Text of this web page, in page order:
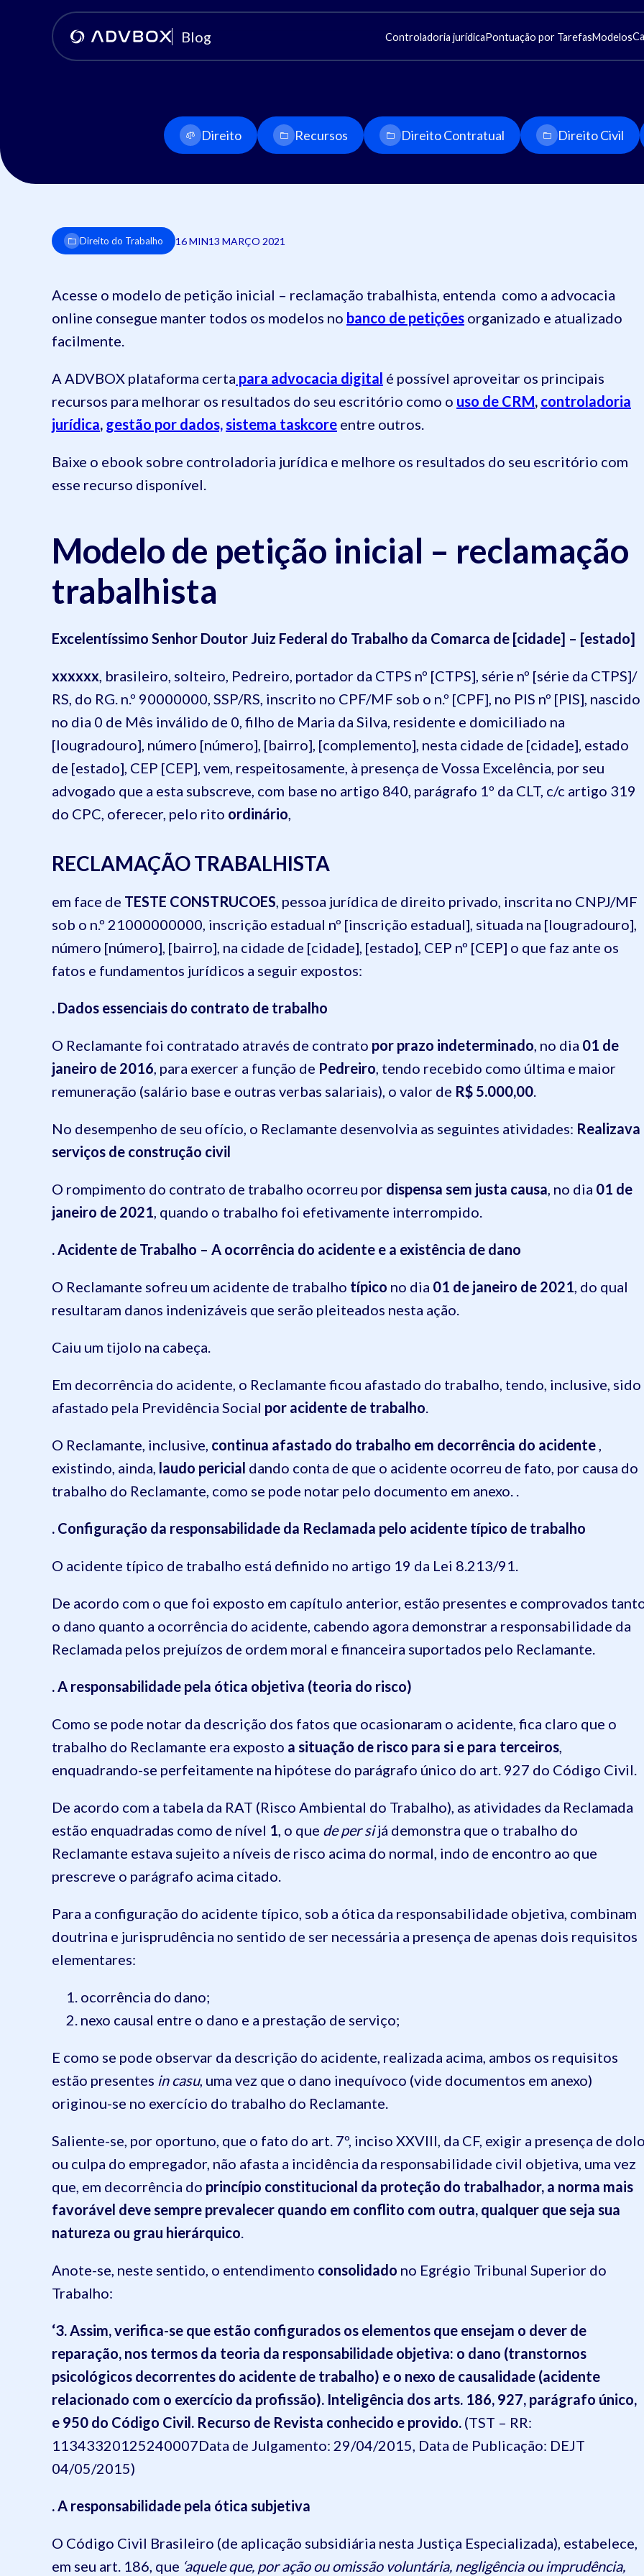
Blog Controladoria jurídicaPontuação por TarefasModelos
Direito Recursos Direito Contratual Direito Civil
Direito do Trabalho 16 MIN13 MARÇO 2021
Acesse o modelo de petição inicial – reclamação trabalhista, entenda como a advocacia
online consegue manter todos os modelos no banco de petições organizado e atualizado
facilmente.
A ADVBOX plataforma certa para advocacia digital é possível aproveitar os principais
recursos para melhorar os resultados do seu escritório como o uso de CRM, controladoria
jurídica, gestão por dados,sistema taskcore entre outros.
Baixe o ebook sobre controladoria jurídica e melhore os resultados do seu escritório com
esse recurso disponível.
Modelo de petição inicial – reclamação
trabalhista
Excelentíssimo Senhor Doutor Juiz Federal do Trabalho da Comarca de [cidade] – [estado]
xxxxxx, brasileiro, solteiro, Pedreiro, portador da CTPS nº [CTPS], série nº [série da CTPS]/
RS, do RG. n.º 90000000, SSP/RS, inscrito no CPF/MF sob o n.º [CPF], no PIS nº [PIS], nascido
no dia 0 de Mês inválido de 0, filho de Maria da Silva, residente e domiciliado na
[lougradouro], número [número], [bairro], [complemento], nesta cidade de [cidade], estado
de [estado], CEP [CEP], vem, respeitosamente, à presença de Vossa Excelência, por seu
advogado que a esta subscreve, com base no artigo 840, parágrafo 1º da CLT, c/c artigo 319
do CPC, oferecer, pelo rito ordinário,
RECLAMAÇÃO TRABALHISTA
em face de TESTE CONSTRUCOES, pessoa jurídica de direito privado, inscrita no CNPJ/MF
sob o n.º 21000000000, inscrição estadual nº [inscrição estadual], situada na [lougradouro],
número [número], [bairro], na cidade de [cidade], [estado], CEP nº [CEP] o que faz ante os
fatos e fundamentos jurídicos a seguir expostos:
. Dados essenciais do contrato de trabalho
O Reclamante foi contratado através de contrato por prazo indeterminado, no dia 01 de
janeiro de 2016, para exercer a função de Pedreiro, tendo recebido como última e maior
remuneração (salário base e outras verbas salariais), o valor de R$ 5.000,00.
No desempenho de seu ofício, o Reclamante desenvolvia as seguintes atividades: Realizava
serviços de construção civil
O rompimento do contrato de trabalho ocorreu por dispensa sem justa causa, no dia 01 de
janeiro de 2021, quando o trabalho foi efetivamente interrompido.
. Acidente de Trabalho – A ocorrência do acidente e a existência de dano
O Reclamante sofreu um acidente de trabalho típico no dia 01 de janeiro de 2021, do qual
resultaram danos indenizáveis que serão pleiteados nesta ação.
Caiu um tijolo na cabeça.
Em decorrência do acidente, o Reclamante ficou afastado do trabalho, tendo, inclusive, sido
afastado pela Previdência Social por acidente de trabalho.
O Reclamante, inclusive, continua afastado do trabalho em decorrência do acidente,
existindo, ainda, laudo pericial dando conta de que o acidente ocorreu de fato, por causa do
trabalho do Reclamante, como se pode notar pelo documento em anexo. .
. Configuração da responsabilidade da Reclamada pelo acidente típico de trabalho
O acidente típico de trabalho está definido no artigo 19 da Lei 8.213/91.
De acordo com o que foi exposto em capítulo anterior, estão presentes e comprovados
o dano quanto a ocorrência do acidente, cabendo agora demonstrar a responsabilidade da
Reclamada pelos prejuízos de ordem moral e financeira suportados pelo Reclamante.
. A responsabilidade pela ótica objetiva (teoria do risco)
Como se pode notar da descrição dos fatos que ocasionaram o acidente, fica claro que o
trabalho do Reclamante era exposto a situação de risco para si e para terceiros,
enquadrando-se perfeitamente na hipótese do parágrafo único do art. 927 do Código Civil.
De acordo com a tabela da RAT (Risco Ambiental do Trabalho), as atividades da Reclamada
estão enquadradas como de nível 1, o que de per sijá demonstra que o trabalho do
Reclamante estava sujeito a níveis de risco acima do normal, indo de encontro ao que
prescreve o parágrafo acima citado.
Para a configuração do acidente típico, sob a ótica da responsabilidade objetiva, combinam
doutrina e jurisprudência no sentido de ser necessária a presença de apenas dois requisitos
elementares:
ocorrência do dano;
nexo causal entre o dano e a prestação de serviço;
E como se pode observar da descrição do acidente, realizada acima, ambos os requisitos
estão presentes in casu, uma vez que o dano inequívoco (vide documentos em anexo)
originou-se no exercício do trabalho do Reclamante.
Saliente-se, por oportuno, que o fato do art. 7º, inciso XXVIII, da CF, exigir a presença de
ou culpa do empregador, não afasta a incidência da responsabilidade civil objetiva, uma vez
que, em decorrência do princípio constitucional da proteção do trabalhador, a norma mais
favorável deve sempre prevalecer quando em conflito com outra, qualquer que seja sua
natureza ou grau hierárquico.
Anote-se, neste sentido, o entendimento consolidado no Egrégio Tribunal Superior do
Trabalho:
‘3. Assim, verifica-se que estão configurados os elementos que ensejam o dever de
reparação, nos termos da teoria da responsabilidade objetiva: o dano (transtornos
psicológicos decorrentes do acidente de trabalho) e o nexo de causalidade (acidente
relacionado com o exercício da profissão). Inteligência dos arts. 186, 927, parágrafo único,
e 950 do Código Civil. Recurso de Revista conhecido e provido. (TST – RR:
11343320125240007Data de Julgamento: 29/04/2015, Data de Publicação: DEJT
04/05/2015)
. A responsabilidade pela ótica subjetiva
O Código Civil Brasileiro (de aplicação subsidiária nesta Justiça Especializada), estabelece,
em seu art. 186, que ‘aquele que, por ação ou omissão voluntária, negligência ou imprudência,